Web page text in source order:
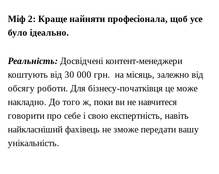
Міф 2: Краще найняти професіонала, щоб усе
було ідеально.
Реальність: Досвідчені контент-менеджери
коштують від 30 000 грн. на місяць, залежно від
обсягу роботи. Для бізнесу-початківця це може
накладно. До того ж, поки ви не навчитеся
говорити про себе і свою експертність, навіть
найкласніший фахівець не зможе передати вашу
унікальність.